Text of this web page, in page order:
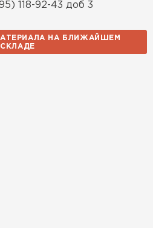
118-92-43 доб 3
НА БЛИЖАЙШЕМ
СКЛАДЕ